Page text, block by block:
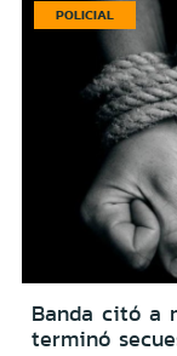
POLICIAL
Banda citó a
terminó